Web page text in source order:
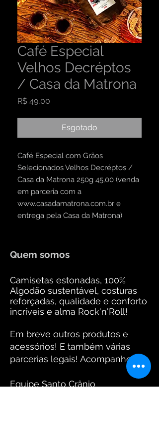
Café Especial
Velhos Decréptos
/ Casa da Matrona
R$ 49,00
Esgotado
Café Especial com Grãos
Selecionados Velhos Decréptos /
Casa da Matrona 250g 45,00 (venda
em parceria com a
www.casadamatrona.com.br e
entrega pela Casa da Matrona)
Quem somos
Camisetas estonadas, 100%
Algodão sustentável, costuras
reforçadas, qualidade e conforto
incríveis e alma Rock'n'Roll!
Em breve outros produtos e
acessórios! E também várias
parcerias legais! Acompanhem!
Equipe Santo Crânio